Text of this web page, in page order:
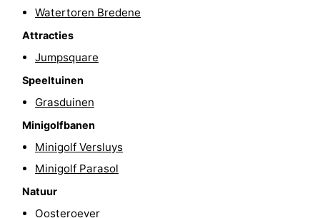
Wandelen
Golfbanen
Surfen
drinken
Evenementen
Praktisch
Forum
Watertoren Bredene
Attracties
Jumpsquare
Speeltuinen
Grasduinen
Minigolfbanen
Minigolf Versluys
Minigolf Parasol
Natuur
Oosteroever